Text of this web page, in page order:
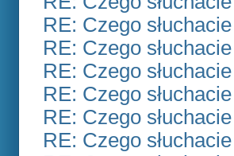
RE: Czego
RE: Czego
RE: Czego
RE: Czego
RE: Czego
RE: Czego